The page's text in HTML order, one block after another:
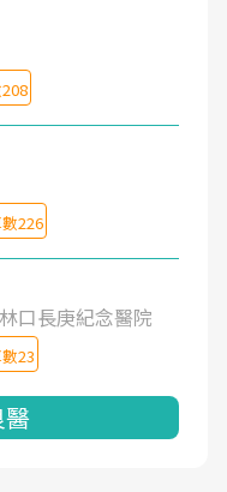
226
口長庚紀念醫院
23